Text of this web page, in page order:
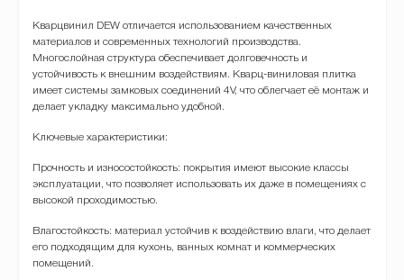
Кварцвинил DEW отличается использованием качественных
материалов и современных технологий производства.
Многослойная структура обеспечивает долговечность и
устойчивость к внешним воздействиям. Кварц-виниловая плитка
имеет системы замковых соединений 4V, что облегчает её монтаж и
делает укладку максимально удобной.
Ключевые характеристики:
Прочность и износостойкость: покрытия имеют высокие классы
эксплуатации, что позволяет использовать их даже в помещениях с
высокой проходимостью.
Влагостойкость: материал устойчив к воздействию влаги, что делает
его подходящим для кухонь, ванных комнат и коммерческих
помещений.